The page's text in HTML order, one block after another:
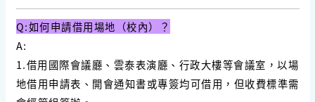
Q:如何申請借用場地（校內）？
A:
1.借用國際會議廳、雲泰表演廳、行政大樓等會議室，以場
地借用申請表、開會通知書或專簽均可借用，但收費標準需